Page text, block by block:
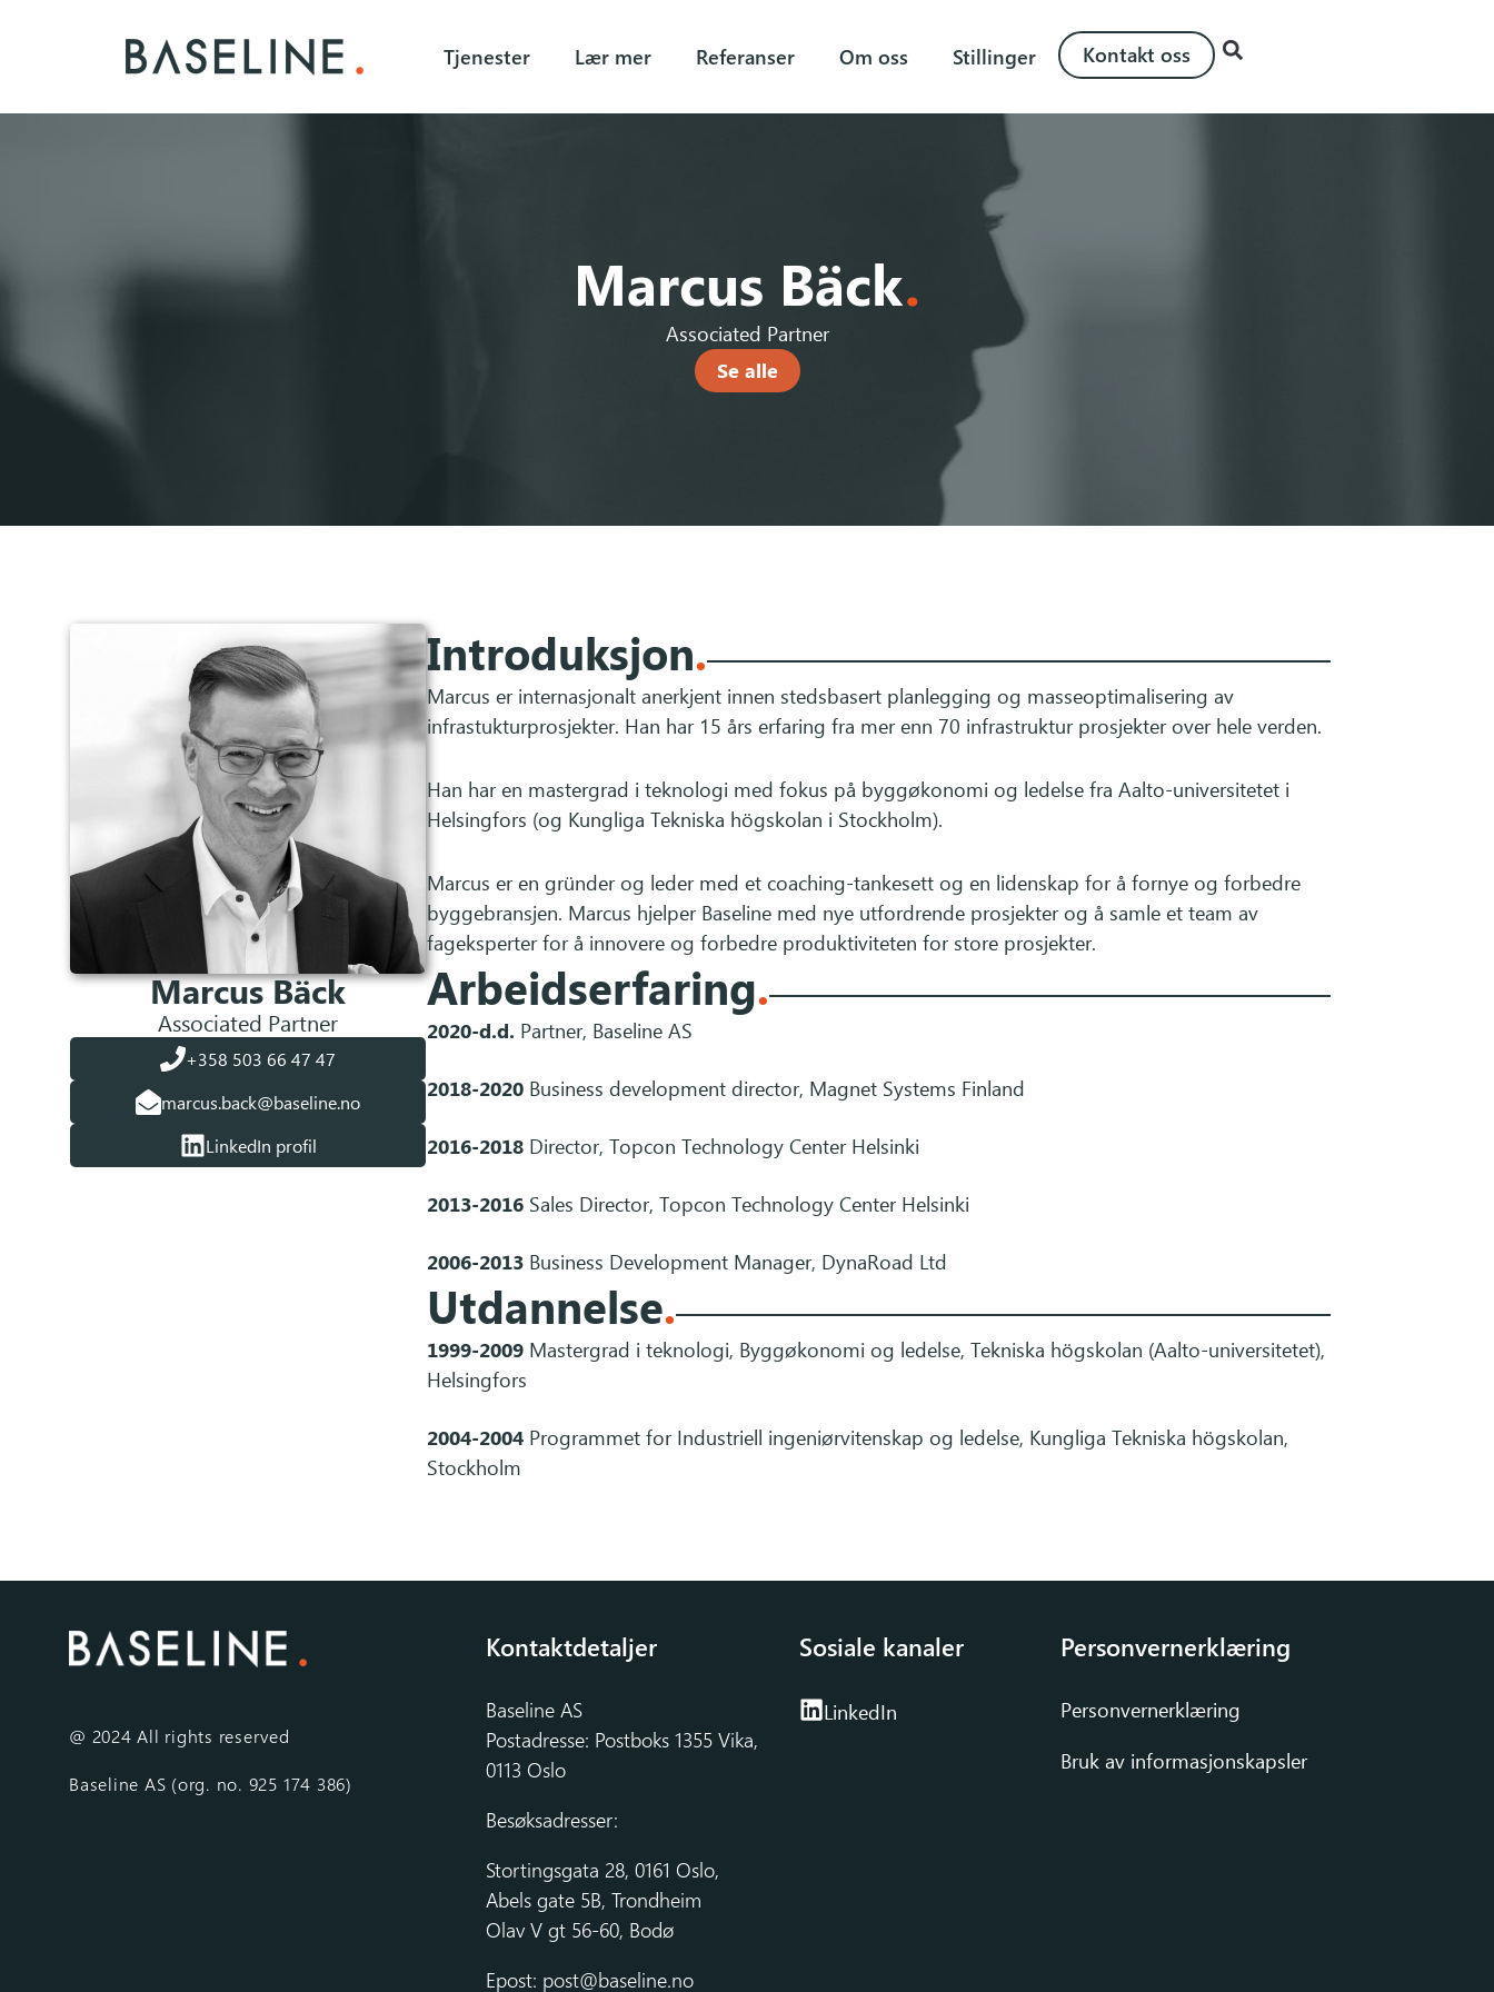
Tjenester Lær mer Referanser Om oss Stillinger Kontakt oss
Marcus Bäck.
Associated Partner
Se alle
Marcus Bäck
Associated Partner
+358 503 66 47 47
marcus.back@baseline.no
LinkedIn profil
Introduksjon.
Marcus er internasjonalt anerkjent innen stedsbasert planlegging og masseoptimalisering av
infrastukturprosjekter. Han har 15 års erfaring fra mer enn 70 infrastruktur prosjekter over hele verden.
Han har en mastergrad i teknologi med fokus på byggøkonomi og ledelse fra Aalto-universitetet i
Helsingfors (og Kungliga Tekniska högskolan i Stockholm).
Marcus er en gründer og leder med et coaching-tankesett og en lidenskap for å fornye og forbedre
byggebransjen. Marcus hjelper Baseline med nye utfordrende prosjekter og å samle et team av
fageksperter for å innovere og forbedre produktiviteten for store prosjekter.
Arbeidserfaring.
2020-d.d. Partner, Baseline AS
2018-2020 Business development director, Magnet Systems Finland
2016-2018 Director, Topcon Technology Center Helsinki
2013-2016 Sales Director, Topcon Technology Center Helsinki
2006-2013 Business Development Manager, DynaRoad Ltd
Utdannelse.
1999-2009 Mastergrad i teknologi, Byggøkonomi og ledelse, Tekniska högskolan (Aalto-universitetet),
Helsingfors
2004-2004 Programmet for Industriell ingeniørvitenskap og ledelse, Kungliga Tekniska högskolan,
Stockholm
@ 2024 All rights reserved
Baseline AS (org. no. 925 174 386)
Kontaktdetaljer
Baseline AS
Postadresse: Postboks 1355 Vika,
0113 Oslo
Besøksadresser:
Stortingsgata 28, 0161 Oslo,
Abels gate 5B, Trondheim
Olav V gt 56-60, Bodø
Epost: post@baseline.no
Sosiale kanaler
LinkedIn
Personvernerklæring
Personvernerklæring
Bruk av informasjonskapsler